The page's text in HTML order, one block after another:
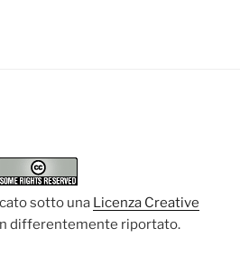
sotto una Licenza Creative
differentemente riportato.